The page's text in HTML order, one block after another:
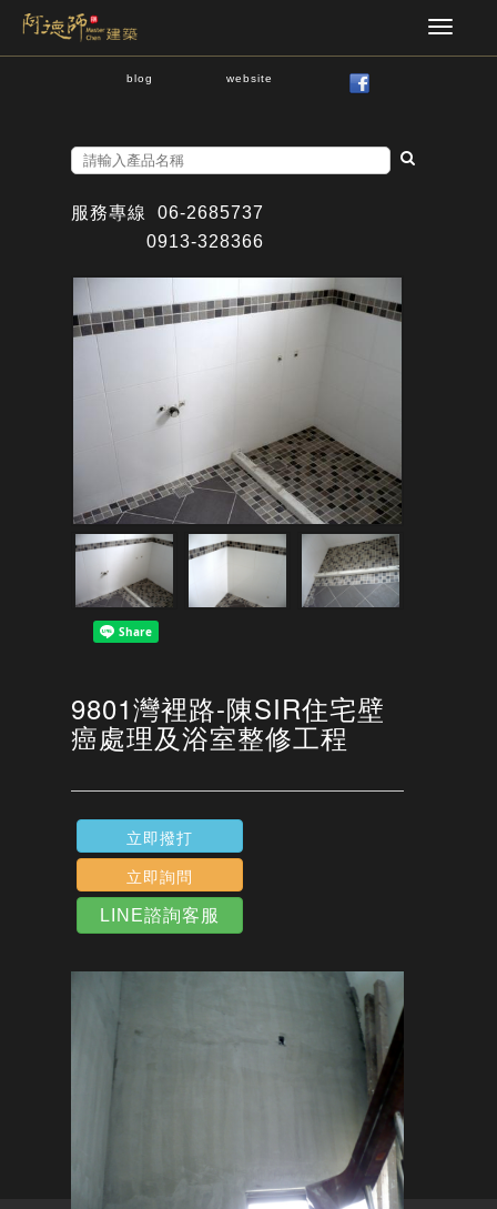
blog website
服務專線
06-2685737
0913-328366
9801灣裡路-陳SIR住宅壁
癌處理及浴室整修工程
立即撥打
立即詢問
LINE諮詢客服